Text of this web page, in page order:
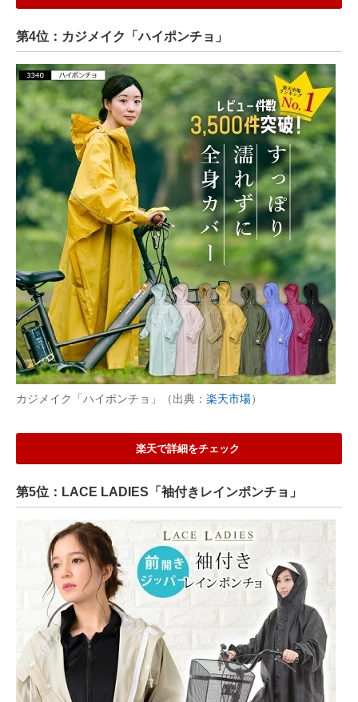
第4位：カジメイク「ハイポンチョ」
カジメイク「ハイポンチョ」（出典： 楽天市場）
楽天で詳細をチェック
第5位：LACE LADIES「袖付きレインポンチョ」